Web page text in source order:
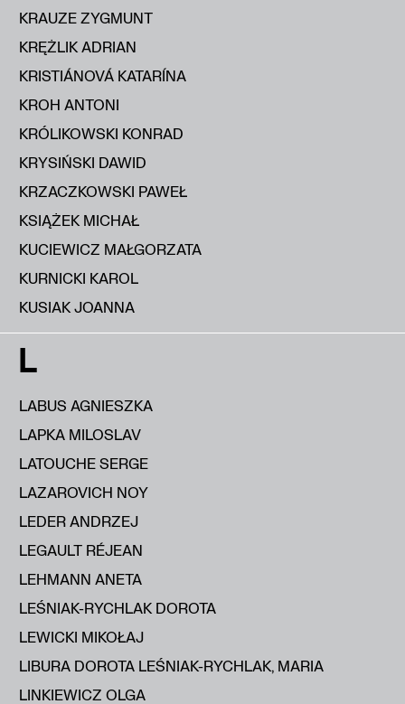
KRAUZE ZYGMUNT
KRĘŻLIK ADRIAN
KRISTIÁNOVÁ KATARÍNA
KROH ANTONI
KRÓLIKOWSKI KONRAD
KRYSIŃSKI DAWID
KRZACZKOWSKI PAWEŁ
KSIĄŻEK MICHAŁ
KUCIEWICZ MAŁGORZATA
KURNICKI KAROL
KUSIAK JOANNA
L
LABUS AGNIESZKA
LAPKA MILOSLAV
LATOUCHE SERGE
LAZAROVICH NOY
LEDER ANDRZEJ
LEGAULT RÉJEAN
LEHMANN ANETA
LEŚNIAK-RYCHLAK DOROTA
LEWICKI MIKOŁAJ
LIBURA DOROTA LEŚNIAK-RYCHLAK, MARIA
LINKIEWICZ OLGA